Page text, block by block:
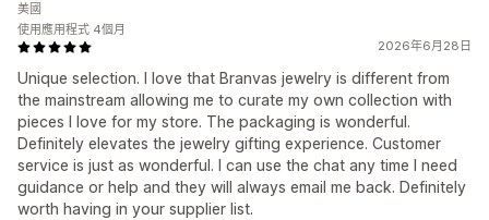
2026年6月28日
Unique selection. I love that Branvas jewelry is different from
the mainstream allowing me to curate my own collection with
pieces I love for my store. The packaging is wonderful.
Definitely elevates the jewelry gifting experience. Customer
service is just as wonderful. I can use the chat any time I need
guidance or help and they will always email me back. Definitely
worth having in your supplier list.
美國
使用應用程式 4個月